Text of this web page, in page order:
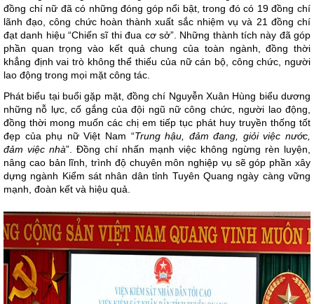
đồng chí nữ đã có những đóng góp nổi bật, trong đó có 19 đồng chí
lãnh đạo, công chức hoàn thành xuất sắc nhiệm vụ và 21 đồng chí
đạt danh hiệu “Chiến sĩ thi đua cơ sở”. Những thành tích này đã góp
phần quan trọng vào kết quả chung của toàn ngành, đồng thời
khẳng định vai trò không thể thiếu của nữ cán bộ, công chức, người
lao động trong mọi mặt công tác.
Phát biểu tại buổi gặp mặt, đồng chí Nguyễn Xuân Hùng biểu dương
những nỗ lực, cố gắng của đội ngũ nữ công chức, người lao động,
đồng thời mong muốn các chị em tiếp tục phát huy truyền thống tốt
đẹp của phụ nữ Việt Nam “Trung hậu, đảm đang, giỏi việc nước,
đảm việc nhà”. Đồng chí nhấn mạnh việc không ngừng rèn luyện,
nâng cao bản lĩnh, trình độ chuyên môn nghiệp vụ sẽ góp phần xây
dựng ngành Kiểm sát nhân dân tỉnh Tuyên Quang ngày càng vững
mạnh, đoàn kết và hiệu quả.